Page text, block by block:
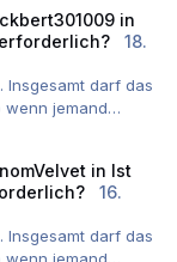
ist gerade für
und Security
für die IHK
Verständnis
Tatsache, dass
Papier sitzen
führt der Ansatz
hat davon
1:1, da er ja evtl.
häufiger wie
verwendet wird
mittlerweile
sehr firm bin.
in
18.
Insgesamt darf das
wenn jemand
in Ist
16.
Insgesamt darf das